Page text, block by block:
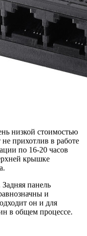
низкой стоимостью
прихотлив в работе
по 16-20 часов
крышке
Задняя панель
и
он и для
в общем процессе.